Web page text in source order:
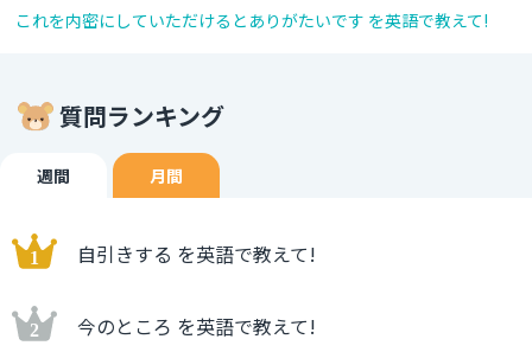
これを内密にしていただけるとありがたいです を英語で教えて!
質問ランキング
週間 月間
自引きする を英語で教えて!
今のところ を英語で教えて!